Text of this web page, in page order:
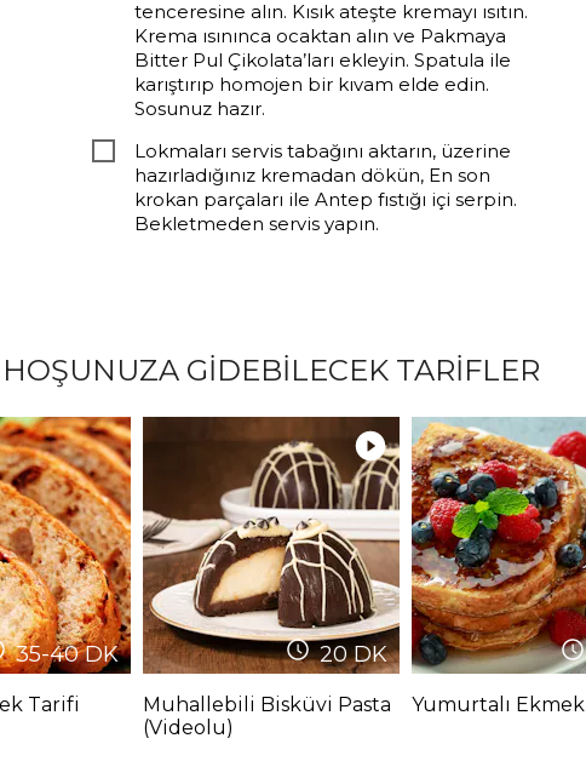
tenceresine alın. Kısık ateşte kremayı ısıtın.
Krema ısınınca ocaktan alın ve Pakmaya
Bitter Pul Çikolata’ları ekleyin. Spatula ile
karıştırıp homojen bir kıvam elde edin.
Sosunuz hazır.
Lokmaları servis tabağını aktarın, üzerine
hazırladığınız kremadan dökün, En son
krokan parçaları ile Antep fıstığı içi serpin.
Bekletmeden servis yapın.
HOŞUNUZA GİDEBİLECEK TARİFLER
35-40DK
Tarifi
20DK
Muhallebili Bisküvi Pasta
(Videolu)
Yumurtalı